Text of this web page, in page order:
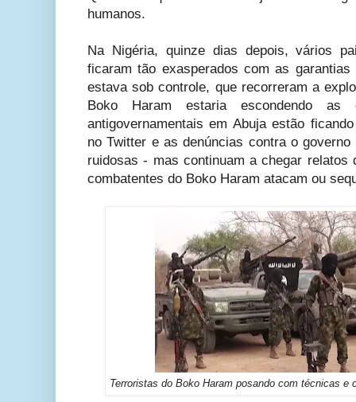
humanos.
Na Nigéria, quinze dias depois, vários
ficaram tão exasperados com as
estava sob controle, que recorreram a
Boko Haram estaria escondendo as
antigovernamentais em Abuja estão
no Twitter e as denúncias contra o
ruidosas - mas continuam a chegar relatos
combatentes do Boko Haram atacam ou
Terroristas do Boko Haram posando com técnicas e